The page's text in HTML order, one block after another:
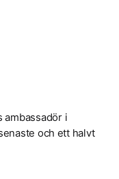
i
och ett halvt